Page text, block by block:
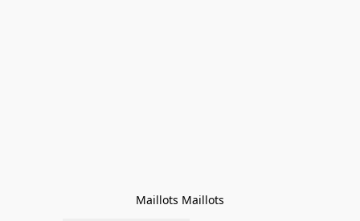
Maillots Maillots